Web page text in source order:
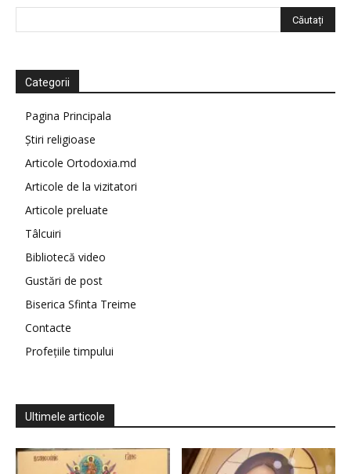
Categorii
Pagina Principala
Știri religioase
Articole Ortodoxia.md
Articole de la vizitatori
Articole preluate
Tâlcuiri
Bibliotecă video
Gustări de post
Biserica Sfinta Treime
Contacte
Profețiile timpului
Ultimele articole